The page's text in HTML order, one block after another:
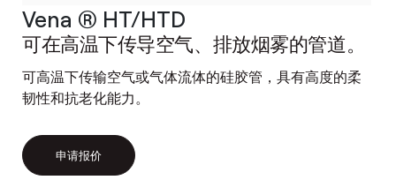
Vena ® HT/HTD
可在高温下传导空气、排放烟雾的管道。
可高温下传输空气或气体流体的硅胶管，具有高度的柔
韧性和抗老化能力。
申请报价